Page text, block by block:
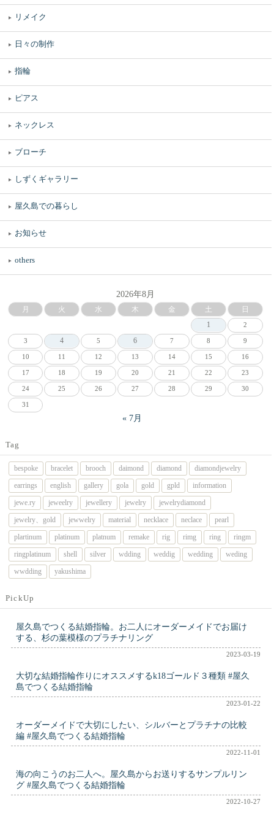
リメイク
日々の制作
指輪
ピアス
ネックレス
ブローチ
しずくギャラリー
屋久島での暮らし
お知らせ
others
2026年8月
月 火 水 木 金 土
日
1
2
3 4 5 6 7 8 9
10 11 12 13 14 15 16
17 18 19 20 21 22 23
24 25 26 27 28 29 30
31
« 7月
Tag
bespoke bracelet brooch daimond diamond
diamondjewelry
earrings
english gallery gola gold gpld
information
jewe.ry
jeweelry jewellery jewelry
jewelrydiamond
jewelry、gold
jewwelry material necklace neclace
pearl
plartinum
platinum platnum remake rig rimg ring
ringm
ringplatinum
shell silver wdding weddig wedding
weding
wwdding
yakushima
PickUp
屋久島でつくる結婚指輪。お二人にオーダーメイドでお届け
する、杉の葉模様のプラチナリング
2023-03-19
大切な結婚指輪作りにオススメするk18ゴールド３種類 #屋久
島でつくる結婚指輪
2023-01-22
オーダーメイドで大切にしたい、シルバーとプラチナの比較
編 #屋久島でつくる結婚指輪
2022-11-01
海の向こうのお二人へ。屋久島からお送りするサンプルリン
グ #屋久島でつくる結婚指輪
2022-10-27